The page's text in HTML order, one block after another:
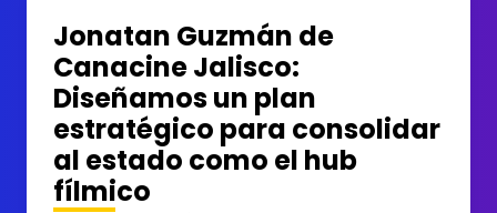
Jonatan Guzmán de
Canacine Jalisco:
Diseñamos un plan
estratégico para consolidar
al estado como el hub
fílmico